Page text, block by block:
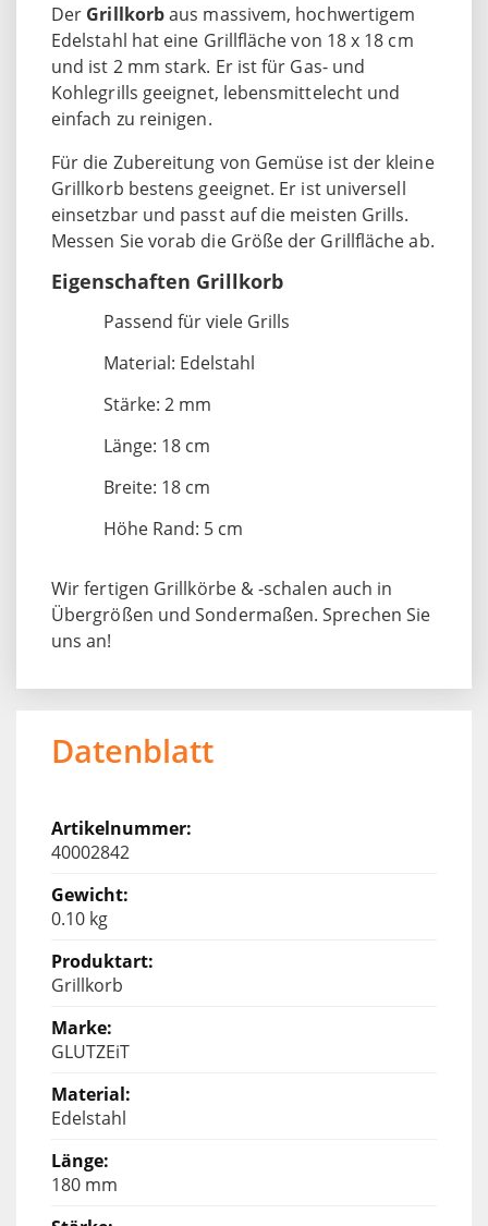
Der Grillkorbaus massivem, hochwertigem
Edelstahl hat eine Grillfläche von 18 x 18 cm
und ist 2 mm stark. Er ist für Gas- und
Kohlegrills geeignet, lebensmittelecht und
einfach zu reinigen.
Für die Zubereitung von Gemüse ist der kleine
Grillkorb bestens geeignet. Er ist universell
einsetzbar und passt auf die meisten Grills.
Messen Sie vorab die Größe der Grillfläche ab.
Eigenschaften Grillkorb
Passend für viele Grills
Material: Edelstahl
Stärke: 2 mm
Länge: 18 cm
Breite: 18 cm
Höhe Rand: 5 cm
Wir fertigen Grillkörbe & -schalen auch in
Übergrößen und Sondermaßen. Sprechen Sie
uns an!
Datenblatt
40002842
0.10 kg
Grillkorb
GLUTZEiT
Edelstahl
180 mm